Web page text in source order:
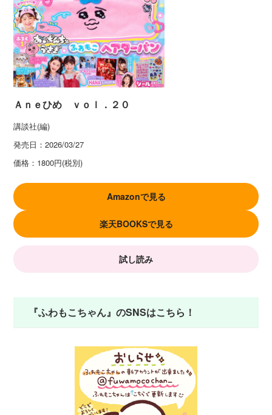
Ａｎｅひめ ｖｏｌ．２０
講談社(編)
発売日：2026/03/27
価格： 1800円(税別)
Amazonで見る
楽天BOOKSで見る
試し読み
『ふわもこちゃん』のSNSはこちら！